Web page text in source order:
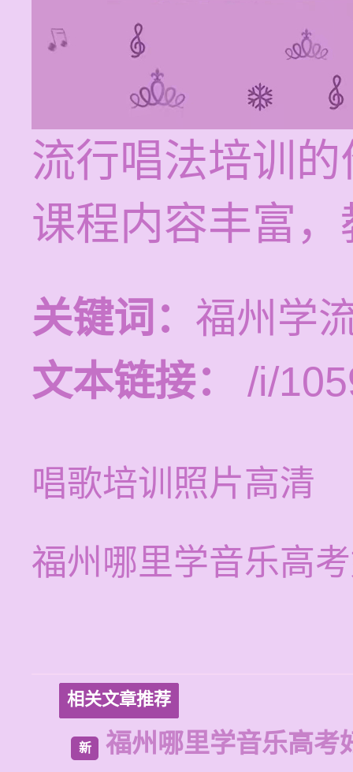
流行唱法培训
课程内容丰富
关键词： 福州学
文本链接：
/i/
唱歌培训照片高清
福州哪里学音乐高
相关文章推荐
新 福州哪里学音乐高考